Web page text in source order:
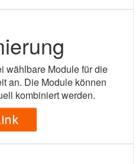
wählbare Module für die
an. Die Module können
kombiniert werden.